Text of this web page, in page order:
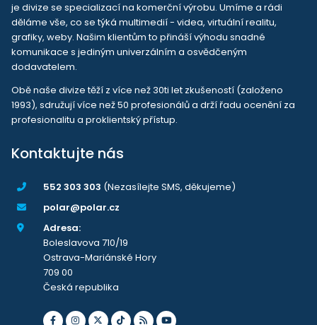
je divize se specializací na komerční výrobu. Umíme a rádi
děláme vše, co se týká multimedií - videa, virtuální realitu,
grafiky, weby. Našim klientům to přináší výhodu snadné
komunikace s jediným univerzálním a osvědčeným
dodavatelem.
Obě naše divize těží z více než 30ti let zkušeností (založeno
1993), sdružují více než 50 profesionálů a drží řadu ocenění za
profesionalitu a proklientský přístup.
Kontaktujte nás
552 303 303 (Nezasílejte SMS, děkujeme)
polar@polar.cz
Adresa:
Boleslavova 710/19
Ostrava-Mariánské Hory
709 00
Česká republika